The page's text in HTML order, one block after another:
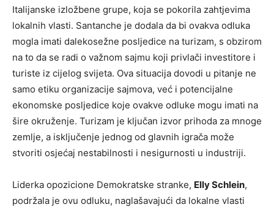
Italijanske izložbene grupe, koja se pokorila zahtjevima
lokalnih vlasti. Santanche je dodala da bi ovakva odluka
mogla imati dalekosežne posljedice na turizam, s obzirom
na to da se radi o važnom sajmu koji privlači investitore i
turiste iz cijelog svijeta. Ova situacija dovodi u pitanje ne
samo etiku organizacije sajmova, već i potencijalne
ekonomske posljedice koje ovakve odluke mogu imati na
šire okruženje. Turizam je ključan izvor prihoda za mnoge
zemlje, a isključenje jednog od glavnih igrača može
stvoriti osjećaj nestabilnosti i nesigurnosti u industriji.
Liderka opozicione Demokratske stranke, Elly Schlein,
podržala je ovu odluku, naglašavajući da lokalne vlasti